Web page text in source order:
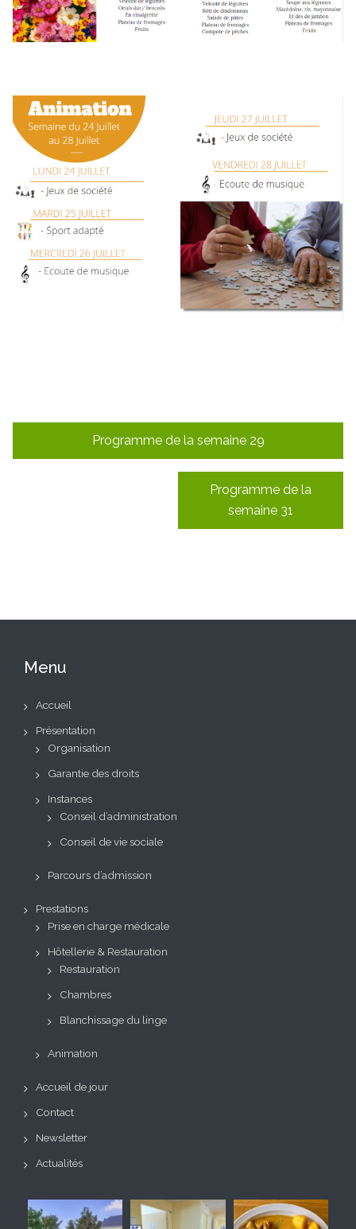
Navigation
de
Programme de la semaine 29
Programme de la
semaine 31
Menu
Accueil
Présentation
Organisation
Garantie des droits
Instances
Conseil d’administration
Conseil de vie sociale
Parcours d’admission
Prestations
Prise en charge médicale
Hôtellerie & Restauration
Restauration
Chambres
Blanchissage du linge
Animation
Accueil de jour
Contact
Newsletter
Actualités